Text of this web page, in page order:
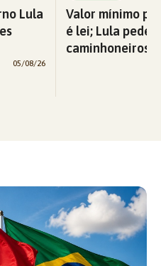
Lula
05/08/26
Valor mínimo
é lei; Lula pede
caminhoneiros